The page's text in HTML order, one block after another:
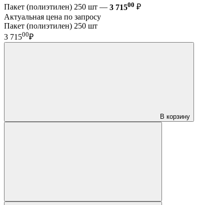
Пакет (полиэтилен) 250 шт — 3 71500 ₽
Актуальная цена по запросу
Пакет (полиэтилен) 250 шт
3 71500₽
В корзину